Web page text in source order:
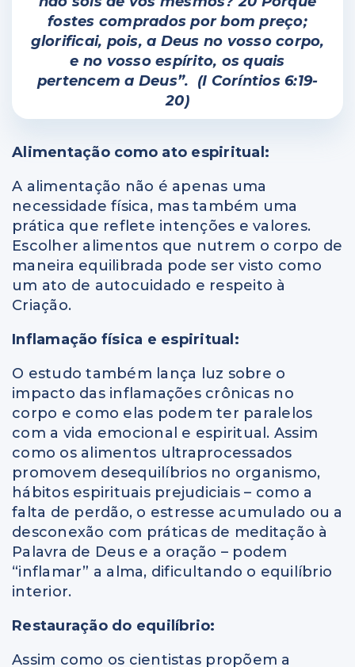
fostes comprados por bom preço;
glorificai, pois, a Deus no vosso corpo,
e no vosso espírito, os quais
pertencem a Deus”. (I Coríntios 6:19-
20)
Alimentação como ato espiritual:
A alimentação não é apenas uma
necessidade física, mas também uma
prática que reflete intenções e valores.
Escolher alimentos que nutrem o corpo de
maneira equilibrada pode ser visto como
um ato de autocuidado e respeito à
Criação.
Inflamação física e espiritual:
O estudo também lança luz sobre o
impacto das inflamações crônicas no
corpo e como elas podem ter paralelos
com a vida emocional e espiritual. Assim
como os alimentos ultraprocessados
promovem desequilíbrios no organismo,
hábitos espirituais prejudiciais – como a
falta de perdão, o estresse acumulado ou a
desconexão com práticas de meditação à
Palavra de Deus e a oração – podem
“inflamar” a alma, dificultando o equilíbrio
interior.
Restauração do equilíbrio:
Assim como os cientistas propõem a